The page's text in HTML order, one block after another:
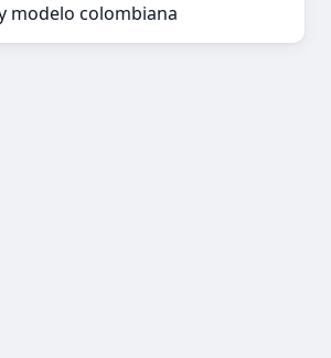
modelo colombiana